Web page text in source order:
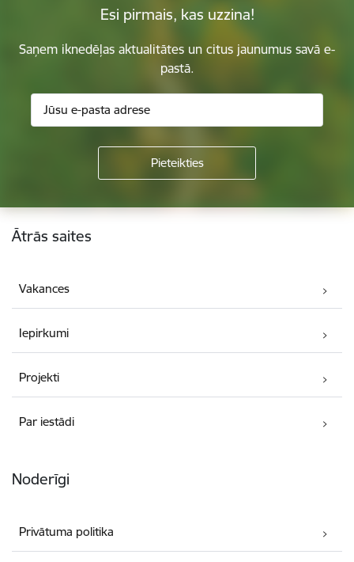
Esi pirmais, kas uzzina!
Saņem iknedēļas aktualitātes un citus jaunumus savā e-
pastā.
Kājene
Ātrās saites
Vakances
Iepirkumi
Projekti
Par iestādi
Noderīgi
Privātuma politika